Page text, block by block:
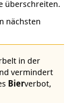
überschreiten.
nächsten
in der
vermindert
Bierverbot,